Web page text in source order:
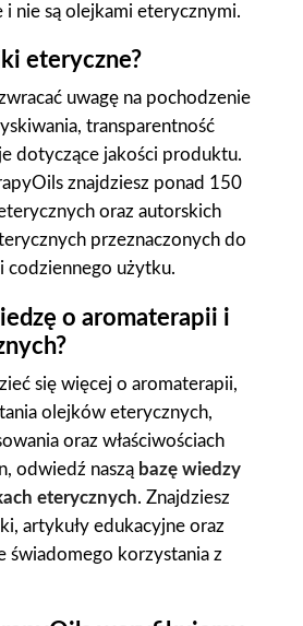
i nie są olejkami eterycznymi.
eteryczne?
uwagę na pochodzenie
transparentność
dotyczące jakości produktu.
znajdziesz ponad 150
oraz autorskich
przeznaczonych do
codziennego użytku.
o aromaterapii i
się więcej o aromaterapii,
olejków eterycznych,
oraz właściwościach
odwiedź naszą bazę wiedzy
eterycznych. Znajdziesz
artykuły edukacyjne oraz
świadomego korzystania z